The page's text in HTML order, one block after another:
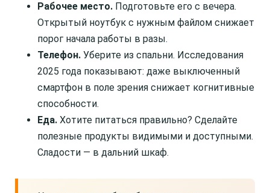
Рабочее место. Подготовьте его с вечера.
Открытый ноутбук с нужным файлом снижает
порог начала работы в разы.
Телефон. Уберите из спальни. Исследования
2025 года показывают: даже выключенный
смартфон в поле зрения снижает когнитивные
способности.
Еда. Хотите питаться правильно? Сделайте
полезные продукты видимыми и доступными.
Сладости — в дальний шкаф.